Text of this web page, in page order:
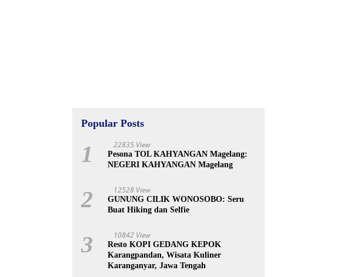
Popular Posts
1 22835 View
Pesona TOL KAHYANGAN Magelang:
NEGERI KAHYANGAN Magelang
2 12528 View
GUNUNG CILIK WONOSOBO: Seru
Buat Hiking dan Selfie
3 10842 View
Resto KOPI GEDANG KEPOK
Karangpandan, Wisata Kuliner
Karanganyar, Jawa Tengah